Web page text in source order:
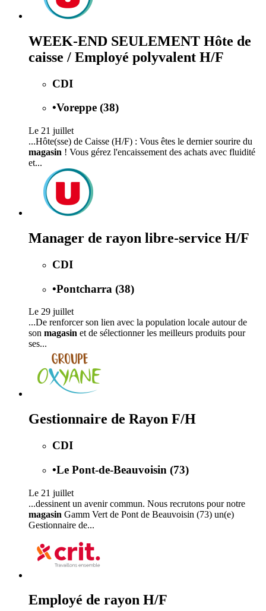
WEEK-END SEULEMENT Hôte de
caisse / Employé polyvalent H/F
CDI
•Voreppe (38)
Le 21 juillet
...Hôte(sse) de Caisse (H/F) : Vous êtes le dernier sourire du
magasin ! Vous gérez l'encaissement des achats avec fluidité
et...
Manager de rayon libre-service H/F
CDI
•Pontcharra (38)
Le 29 juillet
...De renforcer son lien avec la population locale autour de
son magasin et de sélectionner les meilleurs produits pour
ses...
Gestionnaire de Rayon F/H
CDI
•Le Pont-de-Beauvoisin (73)
Le 21 juillet
...dessinent un avenir commun. Nous recrutons pour notre
magasin Gamm Vert de Pont de Beauvoisin (73) un(e)
Gestionnaire de...
Employé de rayon H/F